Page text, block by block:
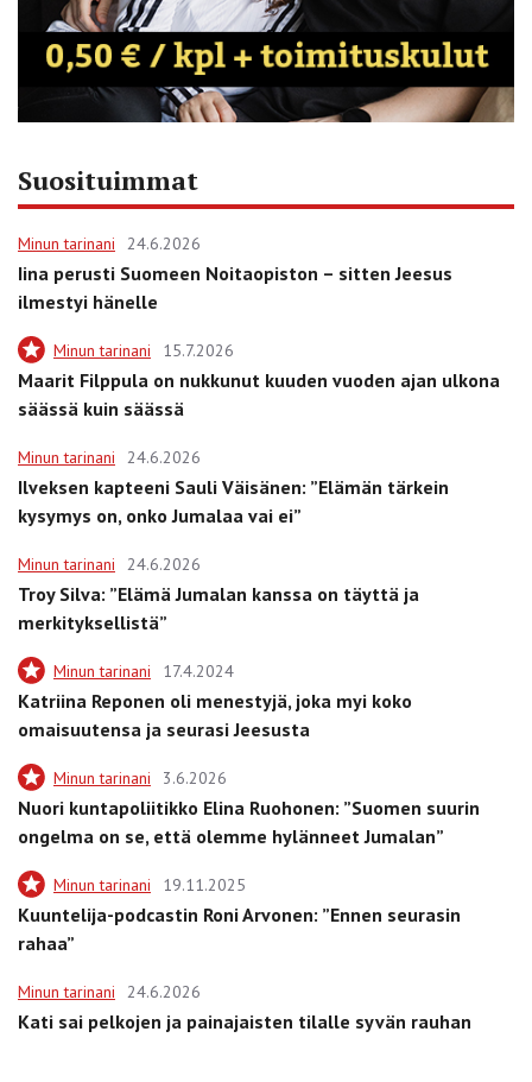
Suosituimmat
Minun tarinani 24.6.2026
Iina perusti Suomeen Noitaopiston – sitten Jeesus
ilmestyi hänelle
Minun tarinani 15.7.2026
Maarit Filppula on nukkunut kuuden vuoden ajan ulkona
säässä kuin säässä
Minun tarinani 24.6.2026
Ilveksen kapteeni Sauli Väisänen: ”Elämän tärkein
kysymys on, onko Jumalaa vai ei”
Minun tarinani 24.6.2026
Troy Silva: ”Elämä Jumalan kanssa on täyttä ja
merkityksellistä”
Minun tarinani 17.4.2024
Katriina Reponen oli menestyjä, joka myi koko
omaisuutensa ja seurasi Jeesusta
Minun tarinani 3.6.2026
Nuori kuntapoliitikko Elina Ruohonen: ”Suomen suurin
ongelma on se, että olemme hylänneet Jumalan”
Minun tarinani 19.11.2025
Kuuntelija-podcastin Roni Arvonen: ”Ennen seurasin
rahaa”
Minun tarinani 24.6.2026
Kati sai pelkojen ja painajaisten tilalle syvän rauhan